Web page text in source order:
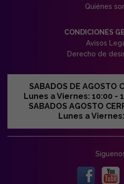
Quiénes
CONDICIONES
Avisos
Derecho de
SABADOS DE AGOSTO
Lunes a Viernes: 10:00 -
SABADOS AGOSTO
Lunes a